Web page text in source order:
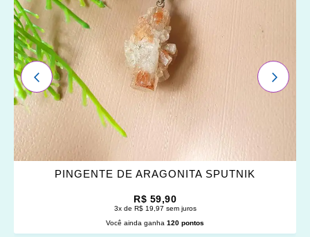
FAVORITOS
PINGENTE DE ARAGONITA SPUTNIK
R$ 59,90
3x de R$ 19,97 sem juros
Você ainda ganha 120 pontos
ANTERIOR